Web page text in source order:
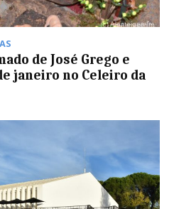
de José Grego e
janeiro no Celeiro da